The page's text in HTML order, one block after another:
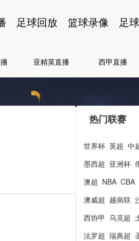
足球回放 篮球录像 足
亚精英直播 西甲直播
热门联赛
世界杯 英超 中
墨西超 亚洲杯
澳超 NBA CBA
澳威超 越南联
西协甲 乌克超
法罗超 瑞典超